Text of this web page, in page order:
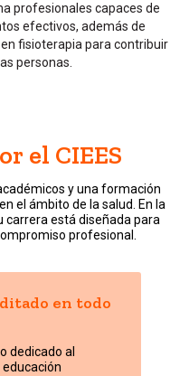
profesionales capaces de
efectivos, además de
fisioterapia para contribuir
personas.
el CIEES
y una formación
el ámbito de la salud. En la
carrera está diseñada para
profesional.
en todo
dedicado al